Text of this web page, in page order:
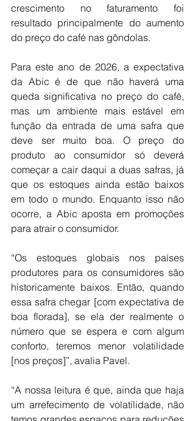
crescimento no faturamento foi
resultado principalmente do aumento
do preço do café nas gôndolas.
Para este ano de 2026, a expectativa
da Abic é de que não haverá uma
queda significativa no preço do café,
mas um ambiente mais estável em
função da entrada de uma safra que
deve ser muito boa. O preço do
produto ao consumidor só deverá
começar a cair daqui a duas safras, já
que os estoques ainda estão baixos
em todo o mundo. Enquanto isso não
ocorre, a Abic aposta em promoções
para atrair o consumidor.
“Os estoques globais nos países
produtores para os consumidores são
historicamente baixos. Então, quando
essa safra chegar [com expectativa de
boa florada], se ela der realmente o
número que se espera e com algum
conforto, teremos menor volatilidade
[nos preços]”, avalia Pavel.
“A nossa leitura é que, ainda que haja
um arrefecimento de volatilidade, não